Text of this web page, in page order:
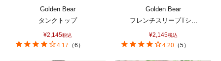
Golden Bear
タンクトップ
¥2,145税込
4.17 （6 ）
Golden Bear
フレンチスリーブTシ...
¥2,145税込
4.20 （5）